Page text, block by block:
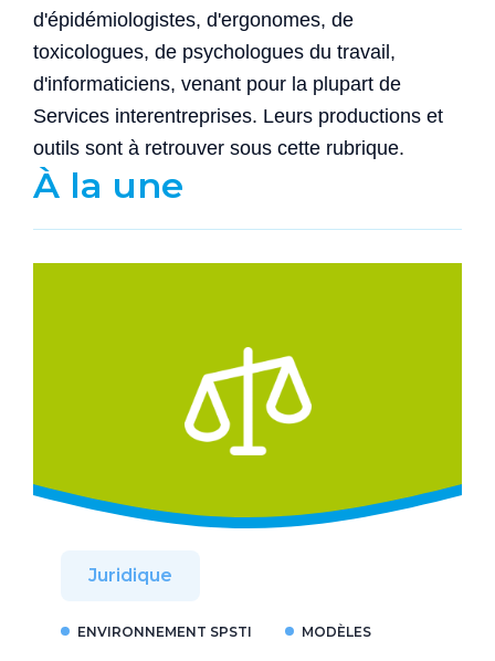
d'épidémiologistes, d'ergonomes, de
toxicologues, de psychologues du travail,
d'informaticiens, venant pour la plupart de
Services interentreprises. Leurs productions et
outils sont à retrouver sous cette rubrique.
À la une
Juridique
ENVIRONNEMENT SPSTI MODÈLES